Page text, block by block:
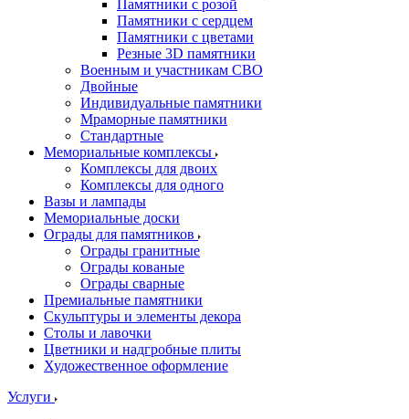
Памятники с розой
Памятники с сердцем
Памятники с цветами
Резные 3D памятники
Военным и участникам СВО
Двойные
Индивидуальные памятники
Мраморные памятники
Стандартные
Мемориальные комплексы
Комплексы для двоих
Комплексы для одного
Вазы и лампады
Мемориальные доски
Ограды для памятников
Ограды гранитные
Ограды кованые
Ограды сварные
Премиальные памятники
Скульптуры и элементы декора
Столы и лавочки
Цветники и надгробные плиты
Художественное оформление
Услуги